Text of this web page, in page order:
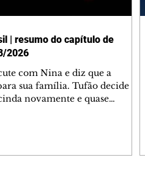
| resumo do capítulo de
2026
com Nina e diz que a
sua família. Tufão decide
novamente e quase